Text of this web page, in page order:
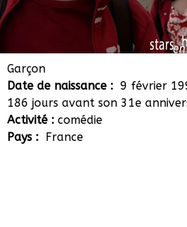
Adrien Hurdubae
Garçon
Date de naissance : 9 février
186 jours avant son 31e
Activité : comédie
Pays : France